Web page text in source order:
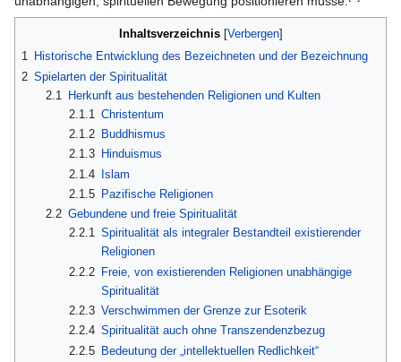
Inhaltsverzeichnis
1 Historische Entwicklung des Bezeichneten und der Bezeichnung
2 Spielarten der Spiritualität
2.1
Herkunft aus bestehenden Religionen und Kulten
2.1.1
Christentum
2.1.2 Buddhismus
2.1.3 Hinduismus
2.1.4 Islam
2.1.5 Pazifische Religionen
2.2 Gebundene und freie Spiritualität
2.2.1 Spiritualität als integraler Bestandteil existierender
Religionen
2.2.2 Freie, von existierenden Religionen unabhängige
Spiritualität
2.2.3 Verschwimmen der Grenze zur Esoterik
2.2.4 Spiritualität auch ohne Transzendenzbezug
2.2.5 Bedeutung der „intellektuellen Redlichkeit“